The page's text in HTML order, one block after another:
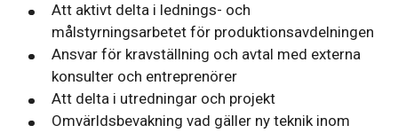
Att aktivt delta i lednings- och
målstyrningsarbetet för produktionsavdelningen
Ansvar för kravställning och avtal med externa
konsulter och entreprenörer
Att delta i utredningar och projekt
Omvärldsbevakning vad gäller ny teknik inom